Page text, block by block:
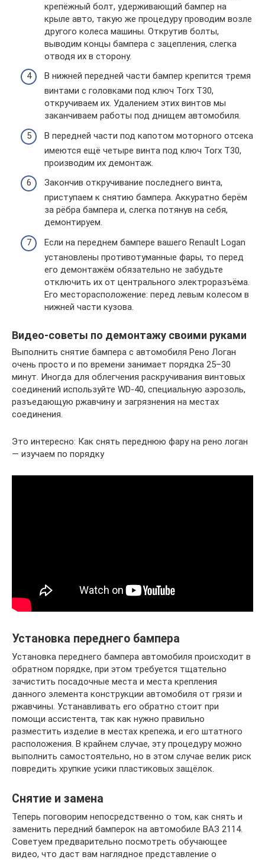
крепёжный болт, удерживающий бампер на
крыле авто, такую же процедуру проводим возле
другого колеса машины. Открутив болты,
выводим концы бампера с зацепления, слегка
отводя их в сторону.
В нижней передней части бампер крепится тремя
винтами с головками под ключ Torx Т30,
откручиваем их. Удалением этих винтов мы
заканчиваем работы под днищем автомобиля.
В передней части под капотом моторного отсека
имеются ещё четыре винта под ключ Torx Т30,
производим их демонтаж.
Закончив откручивание последнего винта,
приступаем к снятию бампера. Аккуратно берём
за рёбра бампера и, слегка потянув на себя,
демонтируем.
Если на переднем бампере вашего Renault Logan
установлены противотуманные фары, то перед
его демонтажём обязательно не забудьте
отключить их от центрального электроразъёма.
Его месторасположение: перед левым колесом в
нижней части кузова.
Видео-советы по демонтажу своими руками
Выполнить снятие бампера с автомобиля Рено Логан
очень просто и по времени занимает порядка 25–30
минут. Иногда для облегчения раскручивания винтовых
соединений используйте WD-40, специальную аэрозоль,
разъедающую ржавчину и загрязнения на местах
соединения.
Это интересно: Как снять переднюю фару на рено логан
— изучаем по порядку
Установка переднего бампера
Установка переднего бампера автомобиля происходит в
обратном порядке, при этом требуется тщательно
зачистить посадочные места и места крепления
данного элемента конструкции автомобиля от грязи и
ржавчины. Устанавливать его обратно стоит при
помощи ассистента, так как нужно правильно
разместить изделие в местах крепежа, и его штатного
расположения. В крайнем случае, эту процедуру можно
выполнить самостоятельно, но в этом случае велик риск
повредить хрупкие усики пластиковых защёлок.
Снятие и замена
Теперь поговорим непосредственно о том, как снять и
заменить передний бамперок на автомобиле ВАЗ 2114.
Советуем предварительно посмотреть обучающее
видео, что даст вам наглядное представление о